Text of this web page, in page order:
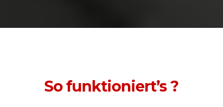
So funktioniert’s ?